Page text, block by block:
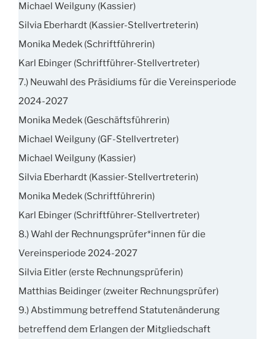
Michael Weilguny (Kassier)
Silvia Eberhardt (Kassier-Stellvertreterin)
Monika Medek (Schriftführerin)
Karl Ebinger (Schriftführer-Stellvertreter)
7.) Neuwahl des Präsidiums für die Vereinsperiode
2024-2027
Monika Medek (Geschäftsführerin)
Michael Weilguny (GF-Stellvertreter)
Michael Weilguny (Kassier)
Silvia Eberhardt (Kassier-Stellvertreterin)
Monika Medek (Schriftführerin)
Karl Ebinger (Schriftführer-Stellvertreter)
8.) Wahl der Rechnungsprüfer*innen für die
Vereinsperiode 2024-2027
Silvia Eitler (erste Rechnungsprüferin)
Matthias Beidinger (zweiter Rechnungsprüfer)
9.) Abstimmung betreffend Statutenänderung
betreffend dem Erlangen der Mitgliedschaft